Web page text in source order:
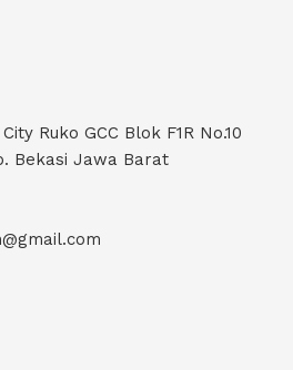
Ruko GCC Blok F1R No.10
Bekasi Jawa Barat